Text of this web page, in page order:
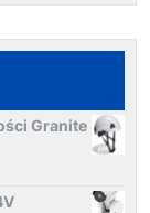
Granite